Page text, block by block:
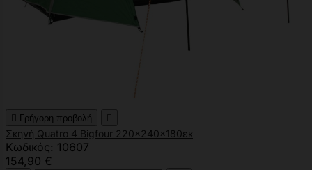
 Γρήγορη προβολή 
Σκηνή Quatro 4 Bigfour 220x240x180εκ
Κωδικός: 10607
154,90 €